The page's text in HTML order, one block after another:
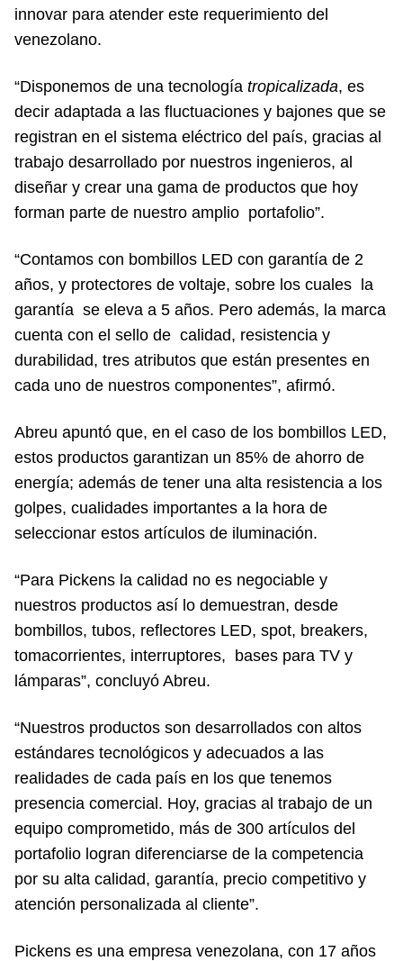
innovar para atender este requerimiento del
venezolano.
“Disponemos de una tecnología tropicalizada, es
decir adaptada a las fluctuaciones y bajones que se
registran en el sistema eléctrico del país, gracias al
trabajo desarrollado por nuestros ingenieros, al
diseñar y crear una gama de productos que hoy
forman parte de nuestro amplio portafolio”.
“Contamos con bombillos LED con garantía de 2
años, y protectores de voltaje, sobre los cuales la
garantía se eleva a 5 años. Pero además, la marca
cuenta con el sello de calidad, resistencia y
durabilidad, tres atributos que están presentes en
cada uno de nuestros componentes”, afirmó.
Abreu apuntó que, en el caso de los bombillos LED,
estos productos garantizan un 85% de ahorro de
energía; además de tener una alta resistencia a los
golpes, cualidades importantes a la hora de
seleccionar estos artículos de iluminación.
“Para Pickens la calidad no es negociable y
nuestros productos así lo demuestran, desde
bombillos, tubos, reflectores LED, spot, breakers,
tomacorrientes, interruptores, bases para TV y
lámparas”, concluyó Abreu.
“Nuestros productos son desarrollados con altos
estándares tecnológicos y adecuados a las
realidades de cada país en los que tenemos
presencia comercial. Hoy, gracias al trabajo de un
equipo comprometido, más de 300 artículos del
portafolio logran diferenciarse de la competencia
por su alta calidad, garantía, precio competitivo y
atención personalizada al cliente”.
Pickens es una empresa venezolana, con 17 años